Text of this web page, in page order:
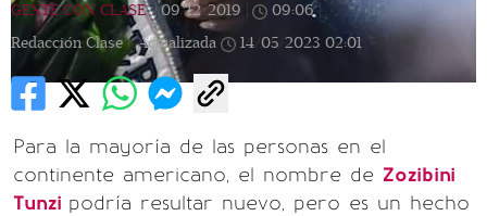
GENTE CON CLASE 09/12/2019 09:06
Redacción Clase | Actualizada 14/05/2023 02:01
Para la mayoría de las personas en el
continente americano, el nombre de Zozibini
Tunzi podría resultar nuevo, pero es un hecho